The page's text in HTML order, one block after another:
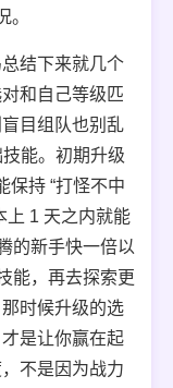
。
结下来就几个
和自己等级匹
目组队也别乱
能。初期升级
持 “打怪不中
上 1 天之内就能
的新手快一倍以
能，再去探索更
时候升级的选
是让你赢在起
不是因为战力